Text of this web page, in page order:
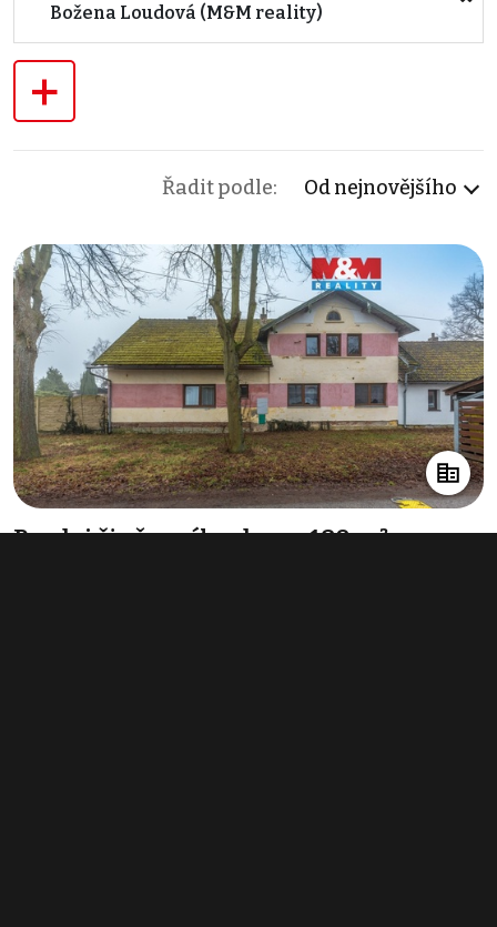
Božena Loudová (M&M reality)
+
Řadit podle: Od nejnovějšího
Prodej činžovního domu 180 m²,